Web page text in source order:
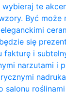
wybieraj te
Być może
się
fakturę i
narzutami i
salonu